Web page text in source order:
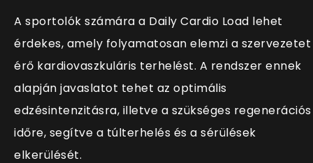
A sportolók számára a Daily Cardio Load lehet
érdekes, amely folyamatosan elemzi a szervezetet
érő kardiovaszkuláris terhelést. A rendszer ennek
alapján javaslatot tehet az optimális
edzésintenzitásra, illetve a szükséges regenerációs
időre, segítve a túlterhelés és a sérülések
elkerülését.